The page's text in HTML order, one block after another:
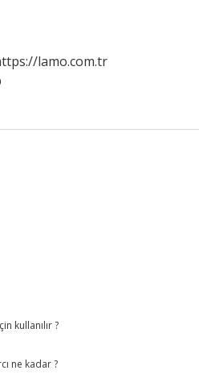
lamo.com.tr
kullanılır ?
ne kadar ?